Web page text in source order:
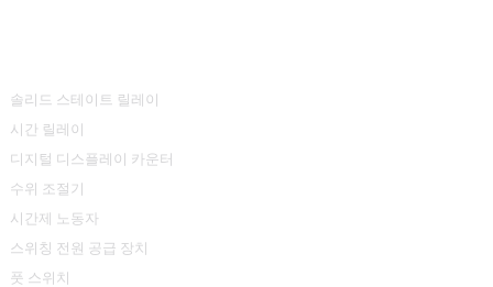
솔리드 스테이트 릴레이
시간 릴레이
디지털 디스플레이 카운터
수위 조절기
시간제 노동자
스위칭 전원 공급 장치
풋 스위치